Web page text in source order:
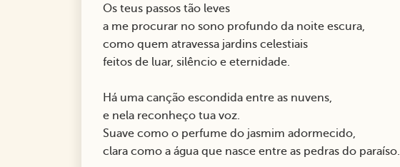
Os teus passos tão leves
a me procurar no sono profundo da noite escura,
como quem atravessa jardins celestiais
feitos de luar, silêncio e eternidade.
Há uma canção escondida entre as nuvens,
e nela reconheço tua voz.
Suave como o perfume do jasmim adormecido,
clara como a água que nasce entre as pedras do paraíso.